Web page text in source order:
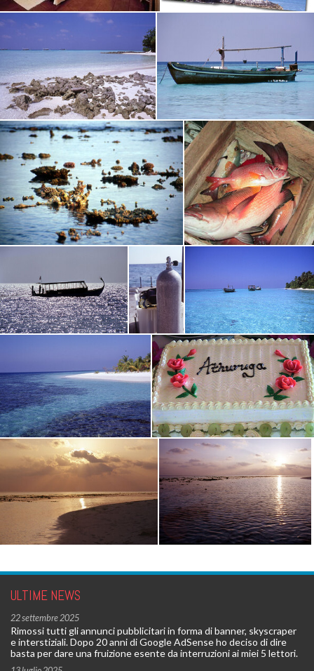
ULTIME NEWS
22 settembre 2025
Rimossi tutti gli annunci pubblicitari in forma di banner, skyscraper
e interstiziali. Dopo 20 anni di Google AdSense ho deciso di dire
basta per dare una fruizione esente da interruzioni ai miei 5 lettori.